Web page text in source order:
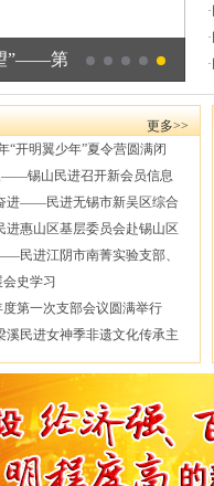
”——第
·
·
·
更多>>
开明翼少年”夏令营圆满闭
——锡山民进召开新会员信息
进——民进无锡市新吴区综合
惠山区基层委员会赴锡山区
民进江阴市南菁实验支部、
史学习
第一次支部会议圆满举行
民进女神季非遗文化传承主